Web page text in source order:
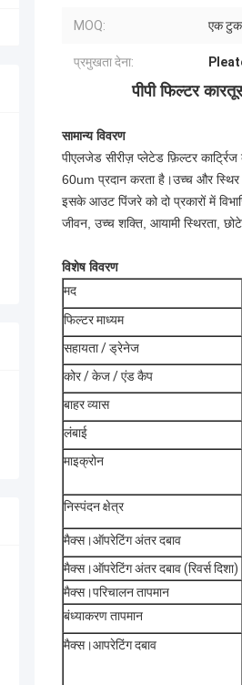
MOQ: एक
प्रमुखता देना:
पीपी फिल्टर
सामान्य विवरण
पीएलजेड सीरीज़ प्लेटेड फ़िल्टर
60um प्रदान करता है।उच्च और स्थिर
इसके आउट पिंजरे को दो प्रकारों में
जीवन, उच्च शक्ति, आयामी स्थिरता,
विशेष विवरण
मद
फिल्टर माध्यम
सहायता / ड्रेनेज
कोर / केज / एंड कैप
बाहर व्यास
लंबाई
माइक्रोन
निस्पंदन क्षेत्र
मैक्स।ऑपरेटिंग अंतर दबाव
मैक्स।ऑपरेटिंग अंतर दबाव (रिवर्स दिशा)
मैक्स।परिचालन तापमान
बंध्याकरण तापमान
मैक्स।आपरेटिंग दबाव